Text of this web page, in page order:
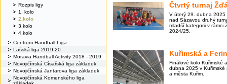
Rozpis ligy
1. kolo
2.kolo
3.kolo
4.kolo
Centrum Handball Liga
Lašská liga 2019-20
Moravia Handball Activity 2018 - 2019
Novojičínská Císařská liga základek
Novojičínská Jantarova liga základek
Novojičínská Komenského liga
Čtvrtý turnaj
V úterý 29. dubna 2025
nad Sázavou druhý
mladší kategorii v rámci
2024/25.
Kuřimská a
Finálové kolo Kuřimské
dubna 2025 v Kuřimské
a města Kuřim.